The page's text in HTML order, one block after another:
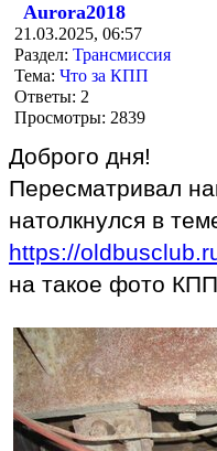
Aurora2018
21.03.2025, 06:57
Раздел: Трансмиссия
Тема: Что за КПП
Ответы: 2
Просмотры: 2839
Доброго дня!
Пересматривал
натолкнулся в
https://
на такое фото